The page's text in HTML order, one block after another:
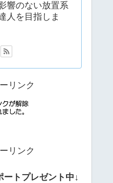
響のない放置系
人を目指しま
リンク
リンク
ートプレゼント中↓